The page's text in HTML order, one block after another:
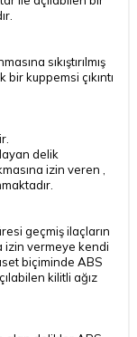
sıkıştırılmış
kuppemsi çıkıntı
delik
izin veren ,
geçmiş ilaçların
izin vermeye kendi
biçiminde ABS
kilitli ağız